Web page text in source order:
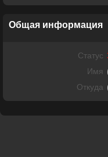
Общая информация
Статус
Имя
Откуда